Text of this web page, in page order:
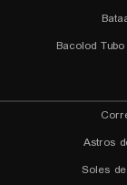
Bacolod
Astros
Soles